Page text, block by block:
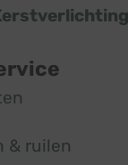
& ruilen